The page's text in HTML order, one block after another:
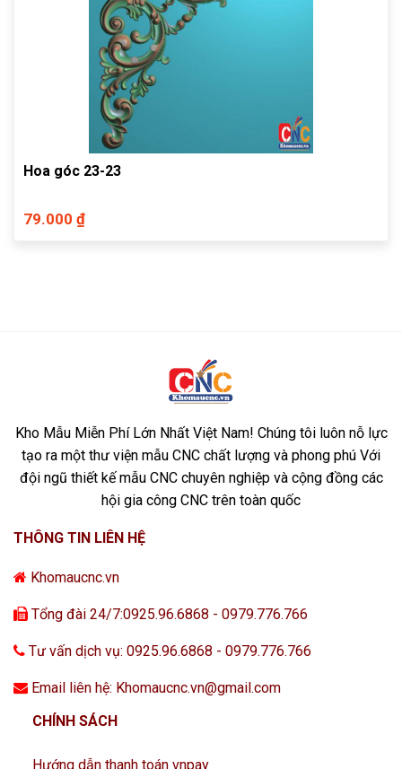
Hoa góc 23-23
79.000 ₫
Kho Mẫu Miễn Phí Lớn Nhất Việt Nam! Chúng tôi luôn nỗ lực
tạo ra một thư viện mẫu CNC chất lượng và phong phú Với
đội ngũ thiết kế mẫu CNC chuyên nghiệp và cộng đồng các
hội gia công CNC trên toàn quốc
THÔNG TIN LIÊN HỆ
Khomaucnc.vn
Tổng đài 24/7:0925.96.6868 - 0979.776.766
Tư vấn dịch vụ: 0925.96.6868 - 0979.776.766
Email liên hệ: Khomaucnc.vn@gmail.com
CHÍNH SÁCH
Hướng dẫn thanh toán vnpay